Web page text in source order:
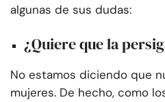
algunas de sus dudas:
¿Quiere que la
No estamos diciendo que
mujeres. De hecho, como